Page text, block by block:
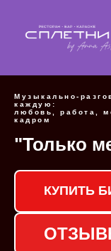
Музыкально-
каждую:
любовь, работа,
кадром
"Только
КУПИТЬ